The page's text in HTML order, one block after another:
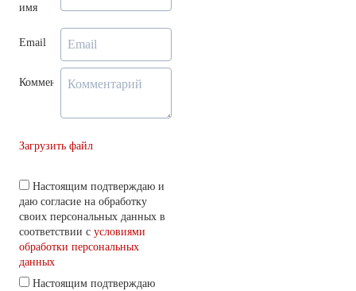
имя
Email
Комментарий
Загрузить файл
Настоящим подтверждаю и
даю согласие на обработку
своих персональных данных в
соответствии с условиями
обработки персональных
данных
Настоящим подтверждаю